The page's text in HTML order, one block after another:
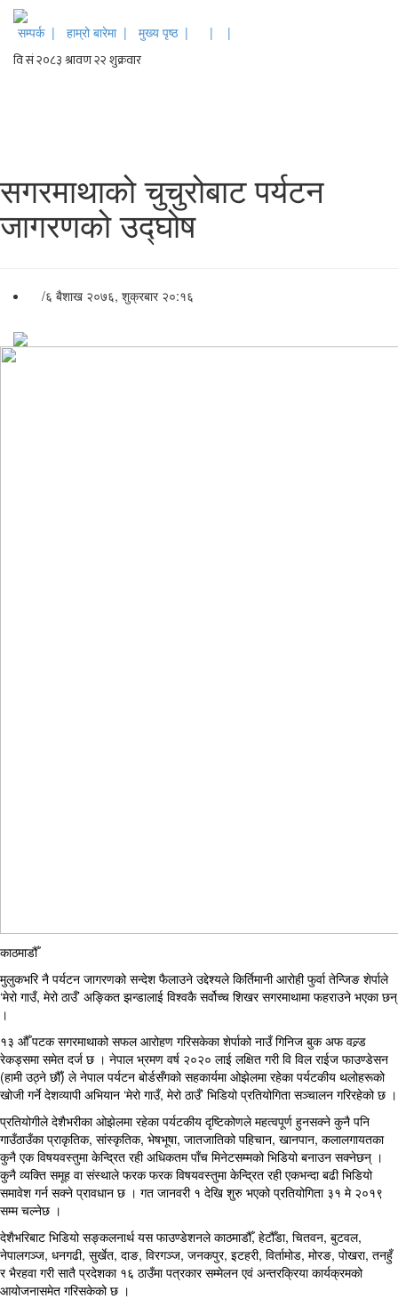
सम्पर्क | हाम्रो बारेमा | मुख्य पृष्ठ | | |
सगरमाथाको चुचुरोबाट पर्यटन
जागरणको उद्घोष
/६ बैशाख २०७६, शुक्रबार २०:१६
काठमाडौँ
मुलुकभरि नै पर्यटन जागरणको सन्देश फैलाउने उद्देश्यले किर्तिमानी आरोही फुर्वा तेन्जिङ शेर्पाले
‘मेरो गाउँ, मेरो ठाउँ’ अङ्कित झन्डालाई विश्वकै सर्वोच्च शिखर सगरमाथामा फहराउने भएका छन्
।
१३ औँ पटक सगरमाथाको सफल आरोहण गरिसकेका शेर्पाको नाउँ गिनिज बुक अफ वल्र्ड
रेकड्समा समेत दर्ज छ । नेपाल भ्रमण वर्ष २०२० लाई लक्षित गरी वि विल राईज फाउण्डेसन
(हामी उठ्ने छौँ) ले नेपाल पर्यटन बोर्डसँगको सहकार्यमा ओझेलमा रहेका पर्यटकीय थलोहरूको
खोजी गर्ने देशव्यापी अभियान ‘मेरो गाउँ, मेरो ठाउँ’ भिडियो प्रतियोगिता सञ्चालन गरिरहेको छ ।
प्रतियोगीले देशैभरीका ओझेलमा रहेका पर्यटकीय दृष्टिकोणले महत्वपूर्ण हुनसक्ने कुनै पनि
गाउँठाउँका प्राकृतिक, सांस्कृतिक, भेषभूषा, जातजातिको पहिचान, खानपान, कलालगायतका
कुनै एक विषयवस्तुमा केन्द्रित रही अधिकतम पाँच मिनेटसम्मको भिडियो बनाउन सक्नेछन् ।
कुनै व्यक्ति समूह वा संस्थाले फरक फरक विषयवस्तुमा केन्द्रित रही एकभन्दा बढी भिडियो
समावेश गर्न सक्ने प्रावधान छ । गत जानवरी १ देखि शुरु भएको प्रतियोगिता ३१ मे २०१९
सम्म चल्नेछ ।
देशैभरिबाट भिडियो सङ्कलनार्थ यस फाउण्डेशनले काठमाडौँ, हेटौँडा, चितवन, बुटवल,
नेपालगञ्ज, धनगढी, सुर्खेत, दाङ, विरगञ्ज, जनकपुर, इटहरी, विर्तामोड, मोरङ, पोखरा, तनहुँ
र भैरहवा गरी सातै प्रदेशका १६ ठाउँमा पत्रकार सम्मेलन एवं अन्तरक्रिया कार्यक्रमको
आयोजनासमेत गरिसकेको छ ।